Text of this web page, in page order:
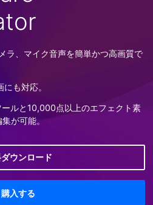
ラ、マイク音声を簡単かつ高画質で
も対応。
ルと10,000点以上のエフェクト素
集が可能。
ウンロード
購入する